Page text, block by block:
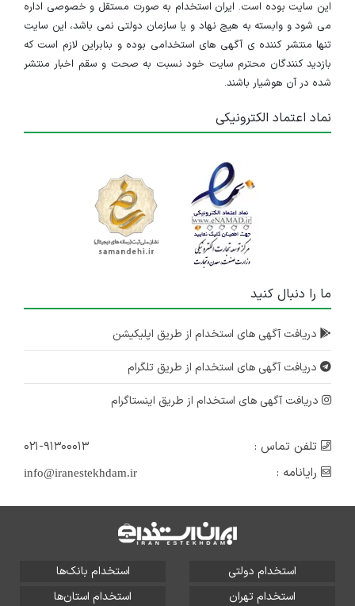
کارشناس حسابداری
تهران
استخدام كارشناس امور اداری و مالی
۳ سال پیش
تكنسين و کارشناس مكانيك
البرز
این سایت بوده است. ایران استخدام به صورت مستقل و خصوصی اداره
می شود و وابسته به هیچ نهاد و یا سازمان دولتی نمی باشد، این سایت
تنها منتشر کننده ی آگهی های استخدامی بوده و بنابراین لازم است که
بازدید کنندگان محترم سایت خود نسبت به صحت و سقم اخبار منتشر
شده در آن هوشیار باشند.
نماد اعتماد الکترونیکی
ما را دنبال کنید
دریافت آگهی های استخدام از طریق اپلیکیشن
دریافت آگهی های استخدام از طریق تلگرام
دریافت آگهی های استخدام از طریق اینستاگرام
تلفن تماس :
۰۲۱-۹۱۳۰۰۰۱۳
رایانامه :
info@iranestekhdam.ir
استخدام دولتی
استخدام بانک‌ها
استخدام تهران
استخدام استان‌ها